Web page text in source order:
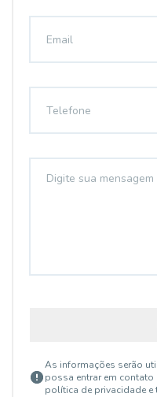
As informações serão
possa entrar em
política de privacidade e